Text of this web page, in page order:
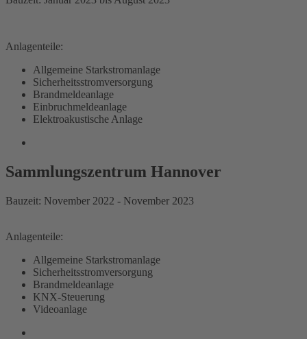
Anlagenteile:
Allgemeine Starkstromanlage
Sicherheitsstromversorgung
Brandmeldeanlage
Einbruchmeldeanlage
Elektroakustische Anlage
Sammlungszentrum Hannover
Bauzeit: November 2022 - November 2023
Anlagenteile:
Allgemeine Starkstromanlage
Sicherheitsstromversorgung
Brandmeldeanlage
KNX-Steuerung
Videoanlage